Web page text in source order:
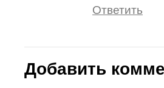
Ответить
Добавить